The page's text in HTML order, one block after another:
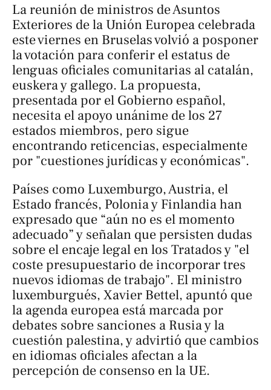
La reunión de ministros de Asuntos
Exteriores de la Unión Europea celebrada
este viernes en Bruselas volvió a posponer
la votación para conferir el estatus de
lenguas oficiales comunitarias al catalán,
euskera y gallego. La propuesta,
presentada por el Gobierno español,
necesita el apoyo unánime de los 27
estados miembros, pero sigue
encontrando reticencias, especialmente
por "cuestiones jurídicas y económicas".
Países como Luxemburgo, Austria, el
Estado francés, Polonia y Finlandia han
expresado que “aún no es el momento
adecuado” y señalan que persisten dudas
sobre el encaje legal en los Tratados y "el
coste presupuestario de incorporar tres
nuevos idiomas de trabajo". El ministro
luxemburgués, Xavier Bettel, apuntó que
la agenda europea está marcada por
debates sobre sanciones a Rusia y la
cuestión palestina, y advirtió que cambios
en idiomas oficiales afectan a la
percepción de consenso en la UE.